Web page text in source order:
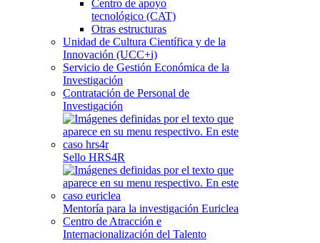
Centro de apoyo
tecnológico (CAT)
Otras estructuras
Unidad de Cultura Científica y de la
Innovación (UCC+i)
Servicio de Gestión Económica de la
Investigación
Contratación de Personal de
Investigación
Sello HRS4R
Mentoría para la investigación Euriclea
Centro de Atracción e
Internacionalización del Talento